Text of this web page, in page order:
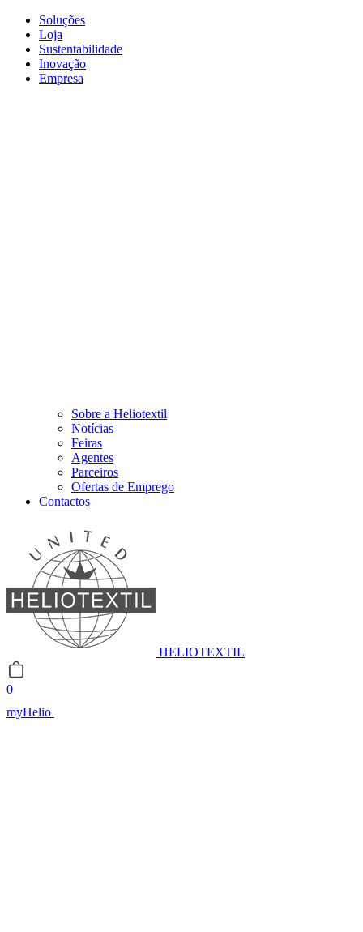
Soluções
Loja
Sustentabilidade
Inovação
Empresa
Sobre a Heliotextil
Notícias
Feiras
Agentes
Parceiros
Ofertas de Emprego
Contactos
HELIOTEXTIL
0
myHelio